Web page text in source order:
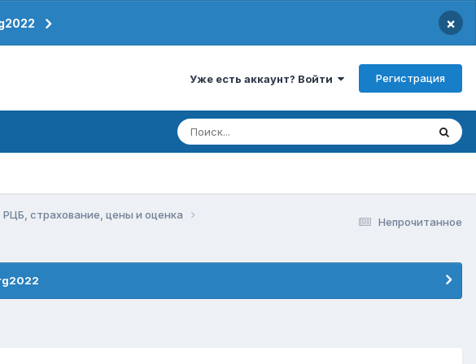
×
Уже есть аккаунт? Войти Регистрация
Непрочитанное
страхование, цены и оценка